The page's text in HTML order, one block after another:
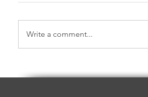
कहानी
Write a comment...